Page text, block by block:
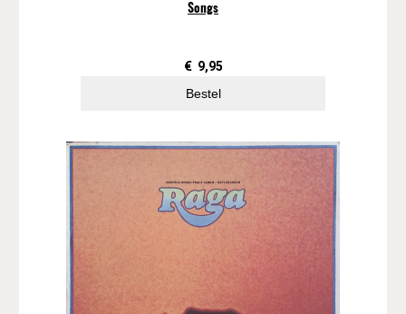
Songs
€ 9,95
Bestel